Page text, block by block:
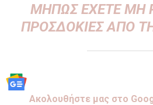
ΜΉΠΩΣ ΈΧΕΤΕ ΜΗ
ΠΡΟΣΔΟΚΊΕΣ ΑΠΌ
Aκολουθήστε μας στo